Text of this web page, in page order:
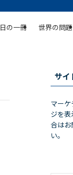
の一冊 世界の問題
サイ
マー
ジを
合はお
い。